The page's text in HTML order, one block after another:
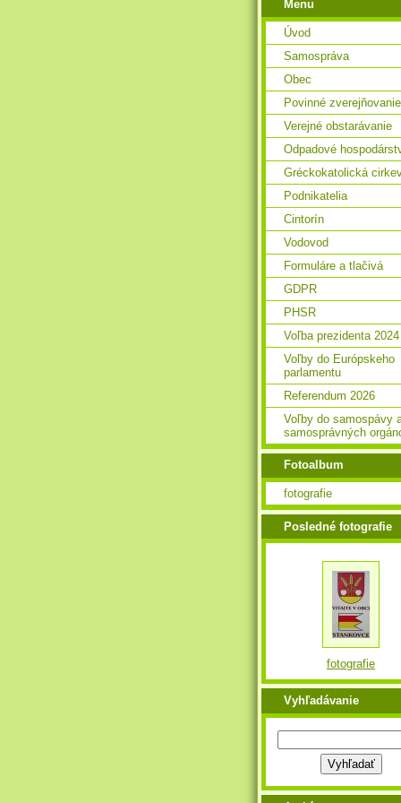
Menu
Úvod
Samospráva
Obec
Povinné zverejňovanie
Verejné obstarávanie
Odpadové
Gréckokatolická
Podnikatelia
Cintorín
Vodovod
Formuláre a tlačivá
GDPR
PHSR
Voľba prezidenta 2024
Voľby do Európskeho
parlamentu
Referendum 2026
Voľby do samospávy
samosprávných
Fotoalbum
fotografie
Posledné fotografie
fotografie
Vyhľadávanie